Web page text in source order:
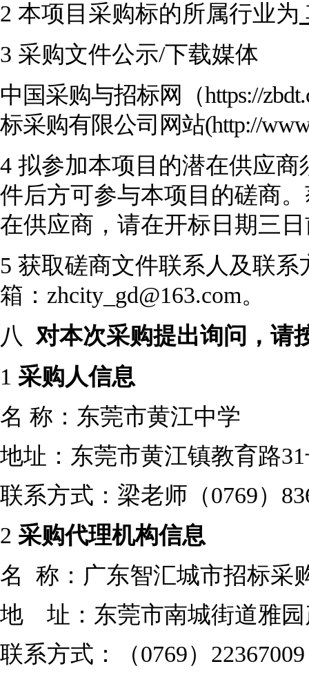
2 本项目采购标的所属行业为
3 采购文件公示/下载媒体
中国采购与招标网
（https://
标采购有限公司网站(http://
4 拟参加本项目的潜在供应
件后方可参与本项目的磋商
在供应商，请在开标日期三
5 获取磋商文件联系人及联系
箱： zhcity_gd@163.com。
八 对本次采购提出询问，请
1 采购人信息
名 称： 东莞市黄江中学
地址：东莞市黄江镇教育路
联系方式： 梁老师 （0769）
2 采购代理机构信息
名
称：广东智汇城市招标采
地 址： 东莞市南城街道雅
联系方式：（0769）22367009